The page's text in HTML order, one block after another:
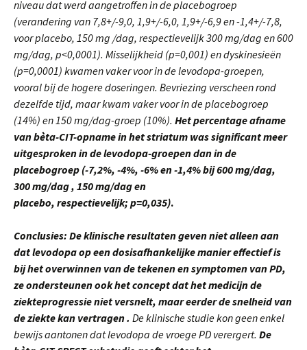
niveau dat werd aangetroffen in de placebogroep
(verandering van 7,8+/-9,0, 1,9+/-6,0, 1,9+/-6,9 en -1,4+/-7,8,
voor placebo, 150 mg /dag, respectievelijk 300 mg/dag en 600
mg/dag, p<0,0001). Misselijkheid (p=0,001) en dyskinesieën
(p=0,0001) kwamen vaker voor in de levodopa-groepen,
vooral bij de hogere doseringen. Bevriezing verscheen rond
dezelfde tijd, maar kwam vaker voor in de placebogroep
(14%) en 150 mg/dag-groep (10%). Het percentage afname
van bèta-CIT-opname in het striatum was significant meer
uitgesproken in de levodopa-groepen dan in de
placebogroep (-7,2%, -4%, -6% en -1,4% bij 600 mg/dag,
300 mg/dag , 150 mg/dag en
placebo, respectievelijk; p=0,035).
Conclusies: De klinische resultaten geven niet alleen aan
dat levodopa op een dosisafhankelijke manier effectief is
bij het overwinnen van de tekenen en symptomen van PD,
ze ondersteunen ook het concept dat het medicijn de
ziekteprogressie niet versnelt, maar eerder de snelheid van
de ziekte kan vertragen . De klinische studie kon geen enkel
bewijs aantonen dat levodopa de vroege PD verergert. De